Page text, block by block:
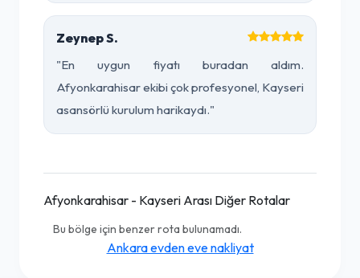
Zeynep S.
"En uygun fiyatı buradan aldım.
Afyonkarahisar ekibi çok profesyonel, Kayseri
asansörlü kurulum harikaydı."
Afyonkarahisar - Kayseri Arası Diğer Rotalar
Bu bölge için benzer rota bulunamadı.
Ankara evden eve nakliyat